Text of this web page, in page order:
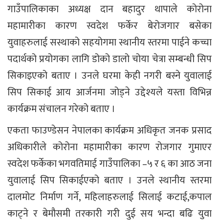
गाउँपालिकाका अध्यक्ष दान बहादुर थापाले कोरोना
महामारीका कारण स्वदेश फर्केर बेरोजगार बसेका
युवाहरुलाई सस्थाको सहयोगमा स्थानीय स्तरमा पाईने कच्चा
पदार्थको प्रयोगका लागि डोको डालो चोया चेत्रा सम्बन्धी सिप
सिकाइएको बताए । उनले घरमा केही नगरी बस्ने युवालाई
सिप सिकाई आय आर्जनमा जोड्ने उद्देश्यले यस्ता विभिन्न
कार्यक्रम संचालन गरेको बताए ।
एकता फाउण्डेसन नेपालका कार्यक्रम अधिकृत जनक प्रसाद
अधिकारीले कोरोना महामारीका कारण रोजगार गुमाएर
स्वदेश फर्केका भगवतिमाई गाउँपालिका –५ र ६ का आठ जना
युवालाई सिप सिकाईएको बताए । उनले स्थानीय स्तरमा
दालमोट निर्माण गर्ने, महिलाहरुलाई सिलाई कटाई,कपाल
काट्ने र बेमौसमी तरकारी गरी दुई सय भन्दा बढि युवा